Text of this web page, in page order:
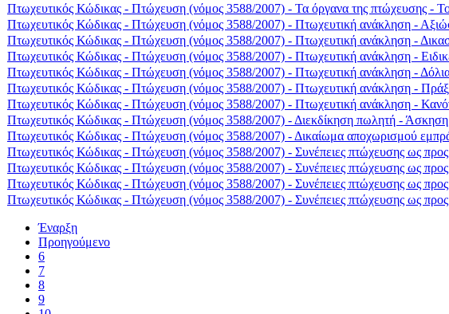
Πτωχευτικός Κώδικας - Πτώχευση (νόμος 3588/2007) - Τα όργανα της πτώχευσης - Το
Πτωχευτικός Κώδικας - Πτώχευση (νόμος 3588/2007) - Πτωχευτική ανάκληση -
Πτωχευτικός Κώδικας - Πτώχευση (νόμος 3588/2007) - Πτωχευτική ανάκληση -
Πτωχευτικός Κώδικας - Πτώχευση (νόμος 3588/2007) - Πτωχευτική ανάκληση -
Πτωχευτικός Κώδικας - Πτώχευση (νόμος 3588/2007) - Πτωχευτική ανάκληση -
Πτωχευτικός Κώδικας - Πτώχευση (νόμος 3588/2007) - Πτωχευτική ανάκληση -
Πτωχευτικός Κώδικας - Πτώχευση (νόμος 3588/2007) - Πτωχευτική ανάκληση -
Πτωχευτικός Κώδικας - Πτώχευση (νόμος 3588/2007) - Διεκδίκηση πωλητή - Άσκηση
Πτωχευτικός Κώδικας - Πτώχευση (νόμος 3588/2007) - Δικαίωμα αποχωρισμού
Πτωχευτικός Κώδικας - Πτώχευση (νόμος 3588/2007) - Συνέπειες πτώχευσης ως
Πτωχευτικός Κώδικας - Πτώχευση (νόμος 3588/2007) - Συνέπειες πτώχευσης ως προς
Πτωχευτικός Κώδικας - Πτώχευση (νόμος 3588/2007) - Συνέπειες πτώχευσης ως προς
Πτωχευτικός Κώδικας - Πτώχευση (νόμος 3588/2007) - Συνέπειες πτώχευσης ως
Έναρξη
Προηγούμενο
6
7
8
9